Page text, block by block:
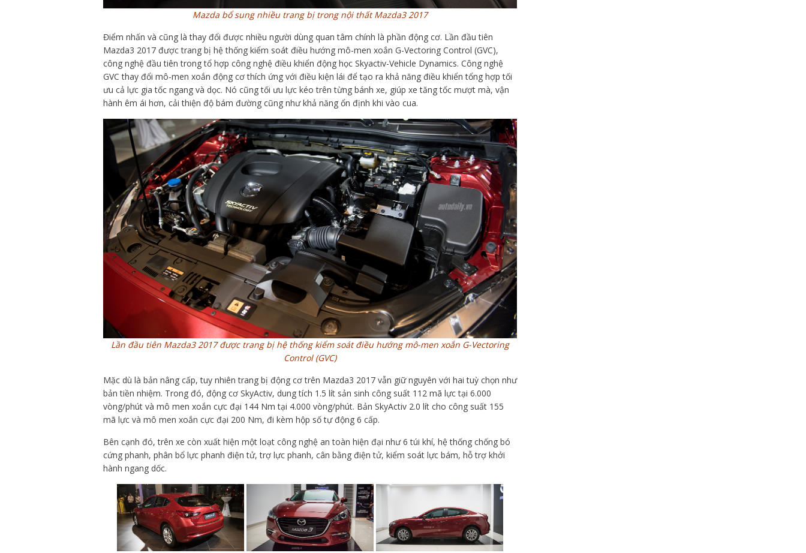
Mazda bổ sung nhiều trang bị trong nội thất Mazda3 2017
Điểm nhấn và cũng là thay đổi được nhiều người dùng quan tâm chính là phần động cơ. Lần đầu tiên
Mazda3 2017 được trang bị hệ thống kiểm soát điều hướng mô-men xoắn G-Vectoring Control (GVC),
công nghệ đầu tiên trong tổ hợp công nghệ điều khiển động học Skyactiv-Vehicle Dynamics. Công nghệ
GVC thay đổi mô-men xoắn động cơ thích ứng với điều kiện lái để tạo ra khả năng điều khiển tổng hợp tối
ưu cả lực gia tốc ngang và dọc. Nó cũng tối ưu lực kéo trên từng bánh xe, giúp xe tăng tốc mượt mà, vận
hành êm ái hơn, cải thiện độ bám đường cũng như khả năng ổn định khi vào cua.
Lần đầu tiên Mazda3 2017 được trang bị hệ thống kiểm soát điều hướng mô-men xoắn G-Vectoring
Control (GVC)
Mặc dù là bản nâng cấp, tuy nhiên trang bị động cơ trên Mazda3 2017 vẫn giữ nguyên với hai tuỳ chọn như
bản tiền nhiệm. Trong đó, động cơ SkyActiv, dung tích 1.5 lít sản sinh công suất 112 mã lực tại 6.000
vòng/phút và mô men xoắn cực đại 144 Nm tại 4.000 vòng/phút. Bản SkyActiv 2.0 lít cho công suất 155
mã lực và mô men xoắn cực đại 200 Nm, đi kèm hộp số tự động 6 cấp.
Bên cạnh đó, trên xe còn xuất hiện một loạt công nghệ an toàn hiện đại như 6 túi khí, hệ thống chống bó
cứng phanh, phân bổ lực phanh điện tử, trợ lực phanh, cân bằng điện tử, kiểm soát lực bám, hỗ trợ khởi
hành ngang dốc.